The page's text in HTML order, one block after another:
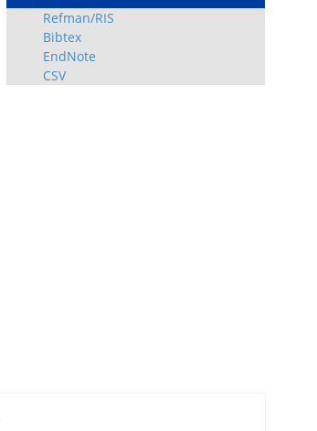
Refman/RIS
Bibtex
EndNote
CSV